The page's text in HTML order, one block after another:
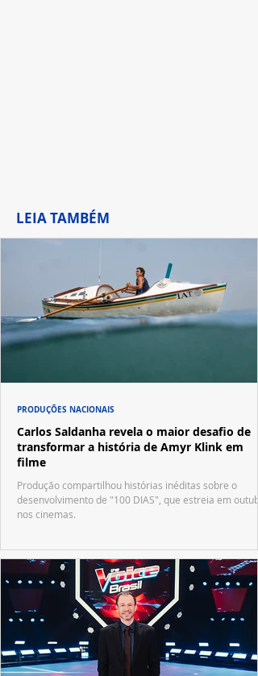
LEIA TAMBÉM
Carlos Saldanha revela o maior desafio de
transformar a história de Amyr Klink em
filme
Produção compartilhou histórias inéditas sobre o
desenvolvimento de "100 DIAS", que estreia em
nos cinemas.
PRODUÇÕES NACIONAIS